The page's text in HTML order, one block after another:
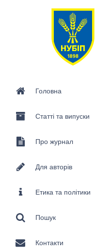
Головна
Статті та випуски
Про журнал
Для авторів
Етика та політики
Пошук
Контакти